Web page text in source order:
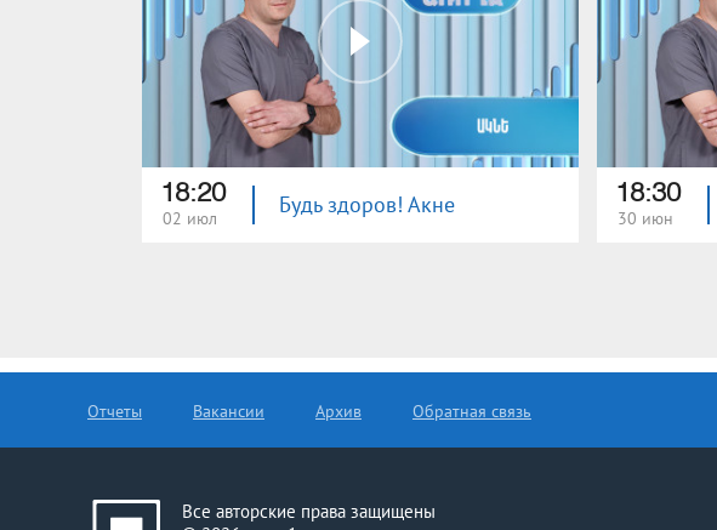
18:20
02 июл Будь здоров! Акне 18:30
30 июн
Отчеты Вакансии Архив Обратная связь
Все авторские права защищены